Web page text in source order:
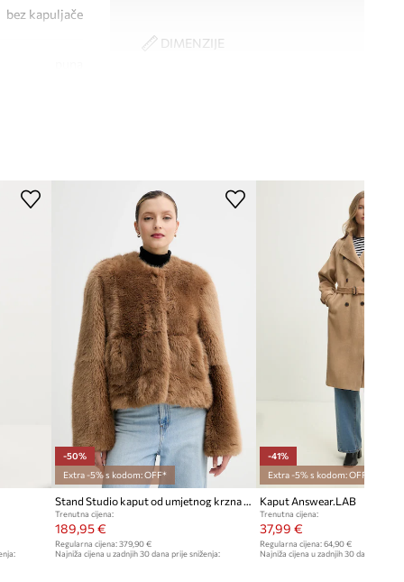
bez kapuljače
DIMENZIJE
Tablica veličina
-50%
Extra -5% s kodom: OFF*
Trenutna cijena:
189,95 €
Regularna cijena:379,90 €
Najniža cijena u zadnjih 30 dana prije sniženja:
-41%
Extra -5% s kodom: OFF*
Kaput Answear.LAB
Trenutna cijena:
37,99 €
Regularna cijena: 64,90 €
Najniža cijena u zadnjih 30 dana prije